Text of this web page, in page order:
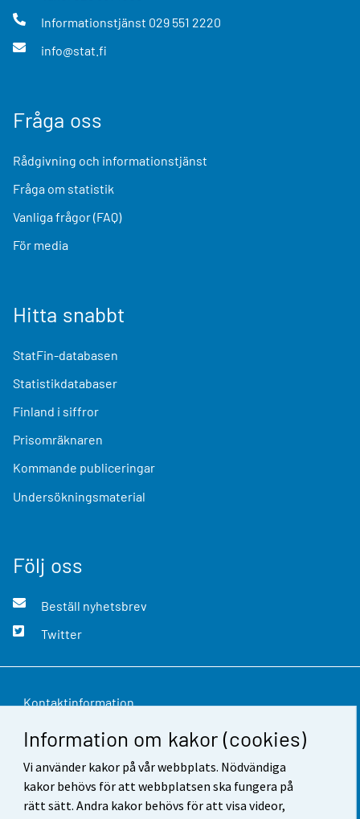
Information om kakor (cookies)
Vi använder kakor på vår webbplats. Nödvändiga
kakor behövs för att webbplatsen ska fungera på
rätt sätt. Andra kakor behövs för att visa videor,
Informationstjänst 029 551 2220
info@stat.fi
Fråga oss
Rådgivning och informationstjänst
Fråga om statistik
Vanliga frågor (FAQ)
För media
Hitta snabbt
StatFin-databasen
Statistikdatabaser
Finland i siffror
Prisomräknaren
Kommande publiceringar
Undersökningsmaterial
Följ oss
Beställ nyhetsbrev
Twitter
Kontaktinformation
Respons
Användarvillkor
Dataskydd